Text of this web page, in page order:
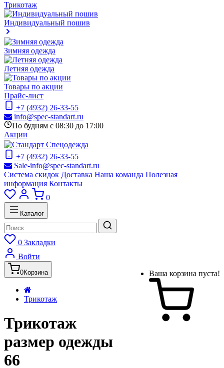
Трикотаж
Индивидуальный пошив
Зимняя одежда
Летняя одежда
Товары по акции
Прайс-лист
+7 (4932) 26-33-55
info@spec-standart.ru
По будням с 08:30 до 17:00
Акции
+7 (4932) 26-33-55
Sale-info@spec-standart.ru
Система скидок Доставка Наша команда Полезная
информация Контакты
0
Каталог
0 Закладки
Войти
0Корзина Ваша корзина пуста!
Трикотаж
Трикотаж
размер одежды
66